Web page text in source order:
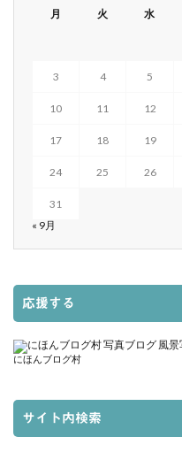
月 火 水
3 4 5
10 11 12
17 18 19
24 25 26
31
« 9月
応援する
にほんブログ村
サイト内検索